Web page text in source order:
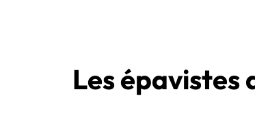
Les épavistes